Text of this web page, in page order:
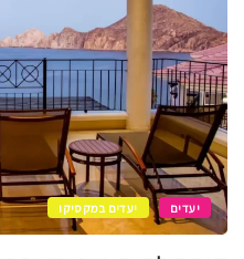
יעדים קוזומל
קוזומל בסטנדרט זהב – חוויות VIP מעל...